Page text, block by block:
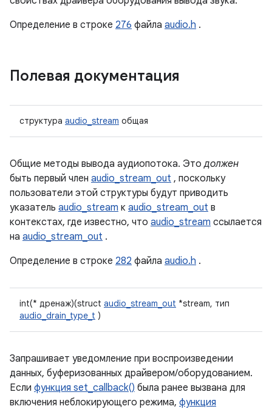
Определение в строке 276 файла audio.h .
Полевая документация
структура audio_stream общая
Общие методы вывода аудиопотока. Этодолжен
быть первый член audio_stream_out , поскольку
пользователи этой структуры будут приводить
указатель audio_stream к audio_stream_out в
контекстах, где известно, что audio_stream ссылается
на audio_stream_out .
Определение в строке 282 файла audio.h .
int(* дренаж)(struct audio_stream_out *stream, тип
audio_drain_type_t )
Запрашивает уведомление при воспроизведении
данных, буферизованных драйвером/оборудованием.
Если функция set_callback() была ранее вызвана для
включения неблокирующего режима, функция